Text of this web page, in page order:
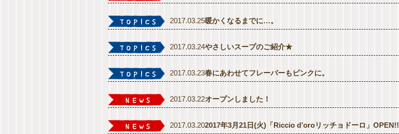
2017.03.25暖かくなるまでに…。
2017.03.24やさしいスープのご紹介★
2017.03.23春にあわせてフレーバーもピンクに。
2017.03.22オープンしました！
2017.03.202017年3月21日(火)「Riccio d’oroリッチョドーロ」OPEN!!